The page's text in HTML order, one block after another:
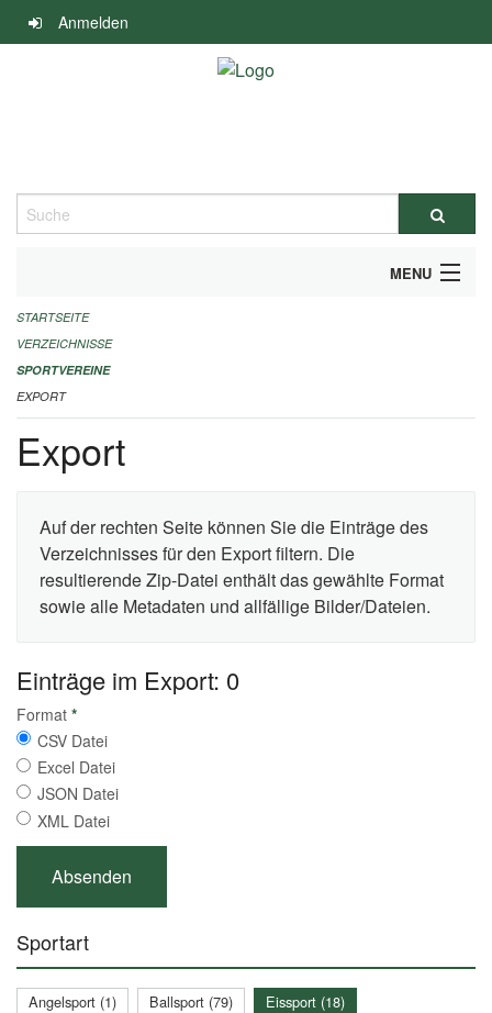
Navigation
überspringen
Anmelden
Suche
MENU
ALLGEMEINE INFORMATIONEN
FINANZIELLE UNTERSTÜTZUNG BENÖTIGT?
KONTAKT
STARTSEITE
VERZEICHNISSE
SPORTVEREINE
EXPORT
Export
Auf der rechten Seite können Sie die Einträge des
Verzeichnisses für den Export filtern. Die
resultierende Zip-Datei enthält das gewählte Format
sowie alle Metadaten und allfällige Bilder/Dateien.
Einträge im Export: 0
Format *
CSV Datei
Excel Datei
JSON Datei
XML Datei
Sportart
Angelsport (1) Ballsport (79)
Eissport (18)